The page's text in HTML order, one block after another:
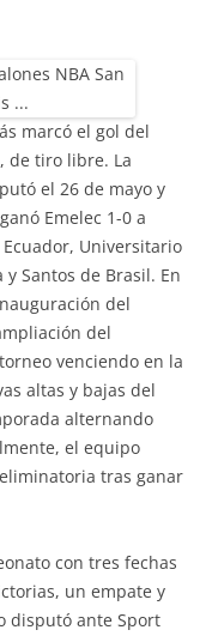
marcó el gol del
de tiro libre. La
el 26 de mayo y
Emelec 1-0 a
Universitario
Santos de Brasil. En
del
del
venciendo en la
altas y bajas del
alternando
el equipo
tras ganar
con tres fechas
un empate y
disputó ante Sport